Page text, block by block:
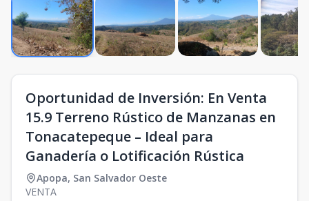
Oportunidad de Inversión: En Venta
15.9 Terreno Rústico de Manzanas en
Tonacatepeque – Ideal para
Ganadería o Lotificación Rústica
Apopa, San Salvador Oeste
VENTA